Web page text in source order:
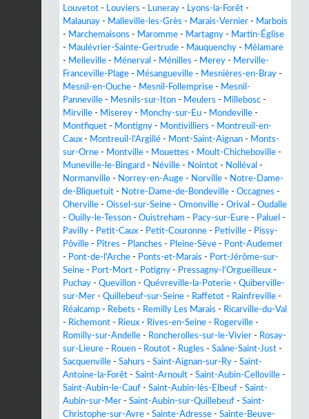
Louvetot - Louviers - Luneray - Lyons-la-Forêt -
Malaunay - Malleville-les-Grès - Marais-Vernier - Marbois
- Marchemaisons - Maromme - Martagny - Martin-Église
- Maulévrier-Sainte-Gertrude - Mauquenchy - Mélamare
- Melleville - Ménerval - Ménilles - Merey - Merville-
Franceville-Plage - Mésangueville - Mesnières-en-Bray -
Mesnil-en-Ouche - Mesnil-Follemprise - Mesnil-
Panneville - Mesnils-sur-Iton - Meulers - Millebosc -
Mirville - Miserey - Monchy-sur-Eu - Mondeville -
Montfiquet - Montigny - Montivilliers - Montreuil-en-
Caux - Montreuil-l'Argillé - Mont-Saint-Aignan - Monts-
sur-Orne - Montville - Mouettes - Moult-Chicheboville -
Muneville-le-Bingard - Néville - Nointot - Nolléval -
Normanville - Norrey-en-Auge - Norville - Notre-Dame-
de-Bliquetuit - Notre-Dame-de-Bondeville - Occagnes -
Oherville - Oissel-sur-Seine - Omonville - Orival - Oudalle
- Ouilly-le-Tesson - Ouistreham - Pacy-sur-Eure - Paluel -
Pavilly - Petit-Caux - Petit-Couronne - Petiville - Pissy-
Pôville - Pîtres - Planches - Pleine-Sève - Pont-Audemer
- Pont-de-l'Arche - Ponts-et-Marais - Port-Jérôme-sur-
Seine - Port-Mort - Potigny - Pressagny-l'Orgueilleux -
Puchay - Quevillon - Quévreville-la-Poterie - Quiberville-
sur-Mer - Quillebeuf-sur-Seine - Raffetot - Rainfreville -
Réalcamp - Rebets - Remilly Les Marais - Ricarville-du-Val
- Richemont - Rieux - Rives-en-Seine - Rogerville -
Romilly-sur-Andelle - Roncherolles-sur-le-Vivier - Rosay-
sur-Lieure - Rouen - Routot - Rugles - Saâne-Saint-Just -
Sacquenville - Sahurs - Saint-Aignan-sur-Ry - Saint-
Antoine-la-Forêt - Saint-Arnoult - Saint-Aubin-Celloville -
Saint-Aubin-le-Cauf - Saint-Aubin-lès-Elbeuf - Saint-
Aubin-sur-Mer - Saint-Aubin-sur-Quillebeuf - Saint-
Christophe-sur-Avre - Sainte-Adresse - Sainte-Beuve-